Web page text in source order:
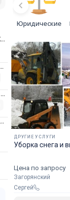
Ремонтно-Дорожная Компания
Военно-ипотечная компания
Мастерская головных уборов и меховых изделий
АНО "СОШ Образование Плюс I"
Юридические
ДРУГИЕ УСЛУГИ
Уборка снега и
Цена по запросу
Загорянский
Сергей